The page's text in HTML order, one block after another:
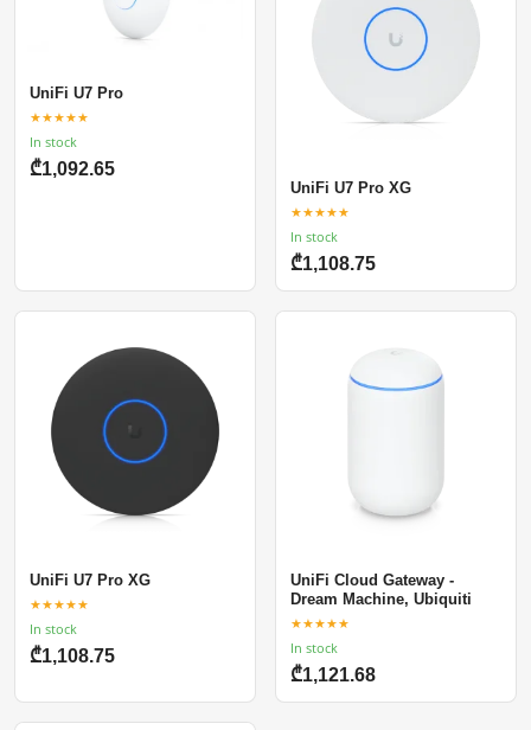
UniFi U7 Pro
★★★★★
In stock
₾1,092.65
UniFi U7 Pro XG
★★★★★
In stock
₾1,108.75
UniFi U7 Pro XG
★★★★★
In stock
₾1,108.75
UniFi Cloud Gateway -
Dream Machine, Ubiquiti
★★★★★
In stock
₾1,121.68